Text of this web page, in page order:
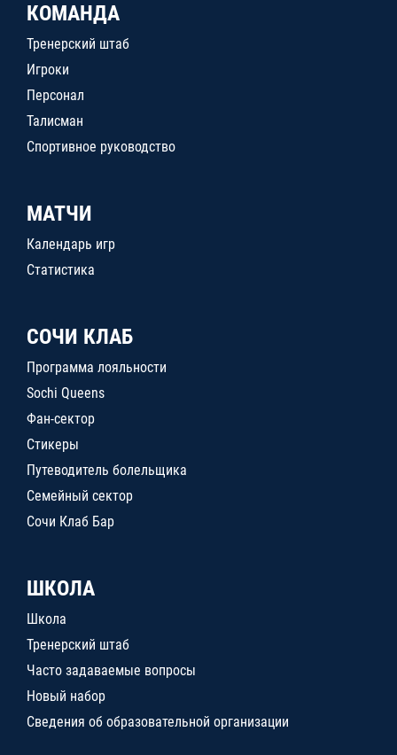
КОМАНДА
Тренерский штаб
Игроки
Персонал
Талисман
Спортивное руководство
МАТЧИ
Календарь игр
Статистика
СОЧИ КЛАБ
Программа лояльности
Sochi Queens
Фан-сектор
Стикеры
Путеводитель болельщика
Семейный сектор
Сочи Клаб Бар
ШКОЛА
Школа
Тренерский штаб
Часто задаваемые вопросы
Новый набор
Сведения об образовательной организации